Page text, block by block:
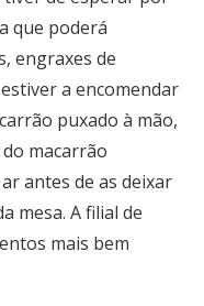
que poderá
engraxes de
a encomendar
puxado à mão,
macarrão
antes de as deixar
mesa. A filial de
mais bem